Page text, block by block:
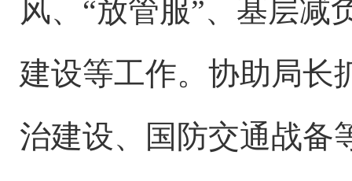
风、 “放管服”、基层减
建设等工作。 协助局长
治建设、国防交通战备